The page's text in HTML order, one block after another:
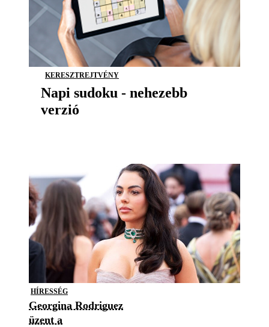
KERESZTREJTVÉNY
Napi sudoku - nehezebb
verzió
HÍRESSÉG
Georgina Rodriguez
üzent a